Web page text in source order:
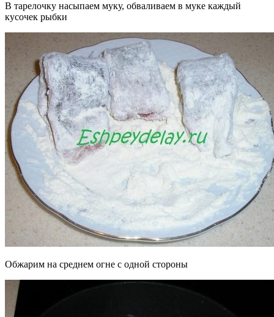
В тарелочку насыпаем муку, обваливаем в муке каждый
кусочек рыбки
Обжарим на среднем огне с одной стороны